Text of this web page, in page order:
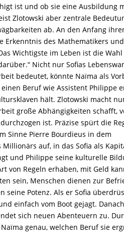
ist und ob sie eine Ausbildung
Zlotowski aber zentrale
ab. An den Anfang
Erkenntnis des Mathematikers
Wichtigste im Leben ist die
Nicht nur Sofias
bedeutet, könnte Naïma als
Beruf wie Assistent Philippe
hält. Zlotowski macht
große Abhängigkeiten schafft,
ist. Präzise spürt die
Sinne Pierre Bourdieus in dem
Millionärs auf, in das Sofia als
und Philippe seine kulturelle
von Regeln erhaben, mit Geld
sein, Menschen dienen zur
seine Potenz. Als er Sofia
einfach vom Boot gejagt.
sich neuen Abenteuern zu.
genau, welchen Beruf sie